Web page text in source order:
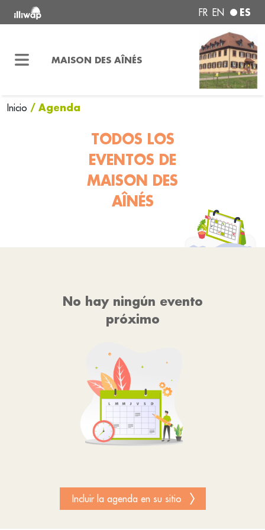
FR EN ES
MAISON DES AÎNÉS
Inicio / Agenda
TODOS LOS
EVENTOS DE
MAISON DES
AÎNÉS
No hay ningún evento
próximo
Incluir la agenda en su sitio